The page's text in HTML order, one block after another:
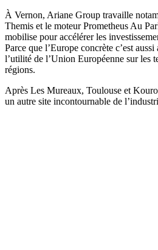
À Vernon, Ariane Group travaille
Themis et le moteur Prometheus Au
mobilise pour accélérer les
Parce que l’Europe concrète c’est
l’utilité de l’Union Européenne sur les
régions.
Après Les Mureaux, Toulouse et
un autre site incontournable de